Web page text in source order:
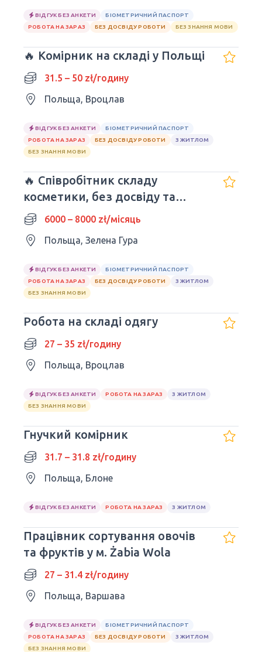
ВІДГУК БЕЗ АНКЕТИ
БІОМЕТРИЧНИЙ ПАСПОРТ
РОБОТА НА ЗАРАЗ
БЕЗ ДОСВІДУ РОБОТИ БЕЗ ЗНАННЯ МОВИ
🔥 Комірник на складі у Польщі
31.5 – 50 zł/годину
Польща, Вроцлав
ВІДГУК БЕЗ АНКЕТИ
БІОМЕТРИЧНИЙ ПАСПОРТ
РОБОТА НА ЗАРАЗ
БЕЗ ДОСВІДУ РОБОТИ
З ЖИТЛОМ
БЕЗ ЗНАННЯ МОВИ
🔥 Співробітник складу
косметики, без досвіду та
знання мови
6000 – 8000 zł/місяць
Польща, Зелена Гура
ВІДГУК БЕЗ АНКЕТИ
БІОМЕТРИЧНИЙ ПАСПОРТ
РОБОТА НА ЗАРАЗ
БЕЗ ДОСВІДУ РОБОТИ
З ЖИТЛОМ
БЕЗ ЗНАННЯ МОВИ
Робота на складі одягу
27 – 35 zł/годину
Польща, Вроцлав
ВІДГУК БЕЗ АНКЕТИ РОБОТА НА ЗАРАЗ
З ЖИТЛОМ
БЕЗ ЗНАННЯ МОВИ
Гнучкий комірник
31.7 – 31.8 zł/годину
Польща, Блоне
ВІДГУК БЕЗ АНКЕТИ РОБОТА НА ЗАРАЗ З ЖИТЛОМ
Працівник сортування овочів
та фруктів у м. Żabia Wola
27 – 31.4 zł/годину
Польща, Варшава
ВІДГУК БЕЗ АНКЕТИ
БІОМЕТРИЧНИЙ ПАСПОРТ
РОБОТА НА ЗАРАЗ
БЕЗ ДОСВІДУ РОБОТИ
З ЖИТЛОМ
БЕЗ ЗНАННЯ МОВИ